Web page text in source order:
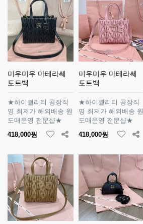
미우미우 마테라쎄
토트백
★하이퀄리티 공장직
영 최저가 해외배송 원
도매운영 전문샵★
418,000원
미우미우 마테라쎄
토트백
★하이퀄리티 공장직
영 최저가 해외배송 원
도매운영 전문샵★
418,000원